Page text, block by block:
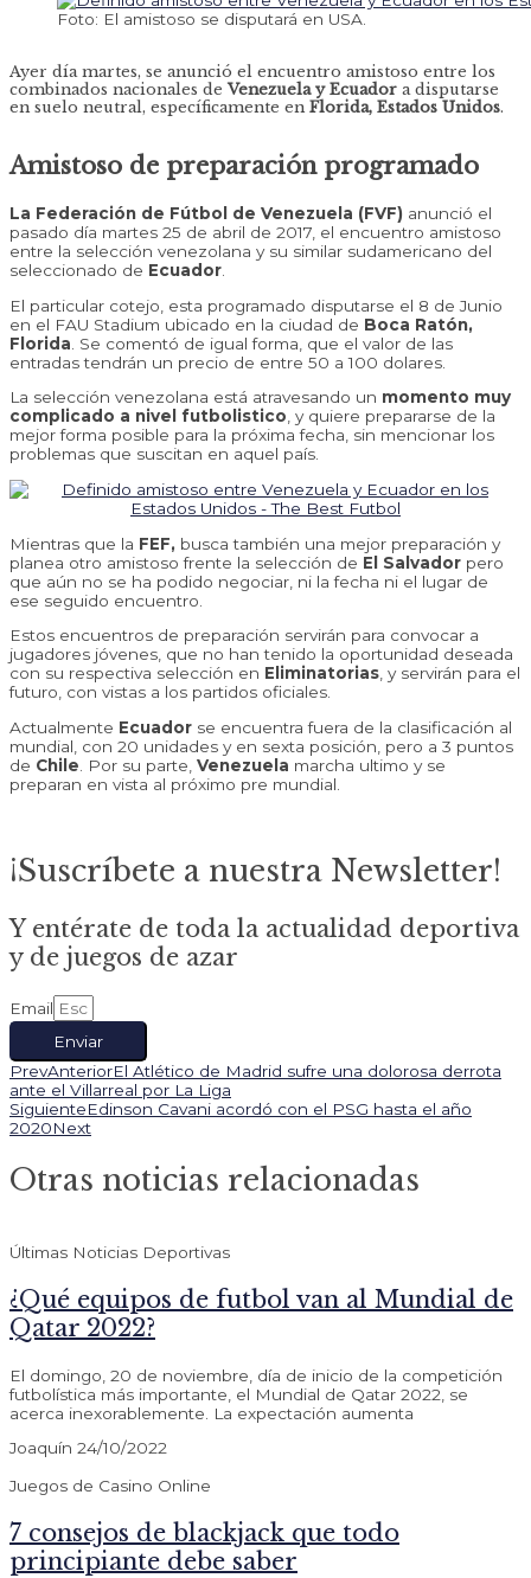
Foto: El amistoso se disputará en USA.
Ayer día martes, se anunció el encuentro amistoso entre los
combinados nacionales deVenezuela y Ecuador a disputarse
en suelo neutral, específicamente en Florida, Estados Unidos.
Amistoso de preparación programado
La Federación de Fútbol de Venezuela (FVF) anunció el
pasado día martes 25 de abril de 2017, el encuentro amistoso
entre la selección venezolana y su similar sudamericano del
seleccionado de Ecuador
El particular cotejo, esta programado disputarse el 8 de Junio
en el FAU Stadium ubicado en la ciudad de Boca Ratón,
Florida . Se comentó de igual forma, que el valor de las
entradas tendrán un precio de entre 50 a 100 dolares.
La selección venezolana está atravesando un momento muy
complicado a nivel futbolistico, y quiere prepararse de la
mejor forma posible para la próxima fecha, sin mencionar los
problemas que suscitan en aquel país.
Mientras que la FEF, busca también una mejor preparación y
planea otro amistoso frente la selección de El Salvador pero
que aún no se ha podido negociar, ni la fecha ni el lugar de
ese seguido encuentro.
Estos encuentros de preparación servirán para convocar a
jugadores jóvenes, que no han tenido la oportunidad deseada
con su respectiva selección en Eliminatorias, y servirán para el
futuro, con vistas a los partidos oficiales.
Actualmente Ecuador se encuentra fuera de la clasificación al
mundial, con 20 unidades y en sexta posición, pero a 3 puntos
de Chile . Por su parte, Venezuela marcha ultimo y se
preparan en vista al próximo pre mundial.
¡Suscríbete a nuestra Newsletter!
Y entérate de toda la actualidad deportiva
y de juegos de azar
Email
Enviar
PrevAnteriorEl Atlético de Madrid sufre una dolorosa derrota
ante el Villarreal por La Liga
SiguienteEdinson Cavani acordó con el PSG hasta el año
2020Next
Otras noticias relacionadas
Últimas Noticias Deportivas
¿Qué equipos de futbol van al Mundial de
Qatar 2022?
El domingo, 20 de noviembre, día de inicio de la competición
futbolística más importante, el Mundial de Qatar 2022, se
acerca inexorablemente. La expectación aumenta
Joaquín 24/10/2022
Juegos de Casino Online
7 consejos de blackjack que todo
principiante debe saber